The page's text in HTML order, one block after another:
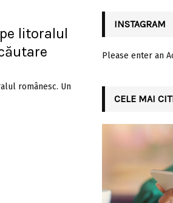
litoralul
românesc. Un
INSTAGRAM
Please enter an
CELE MAI